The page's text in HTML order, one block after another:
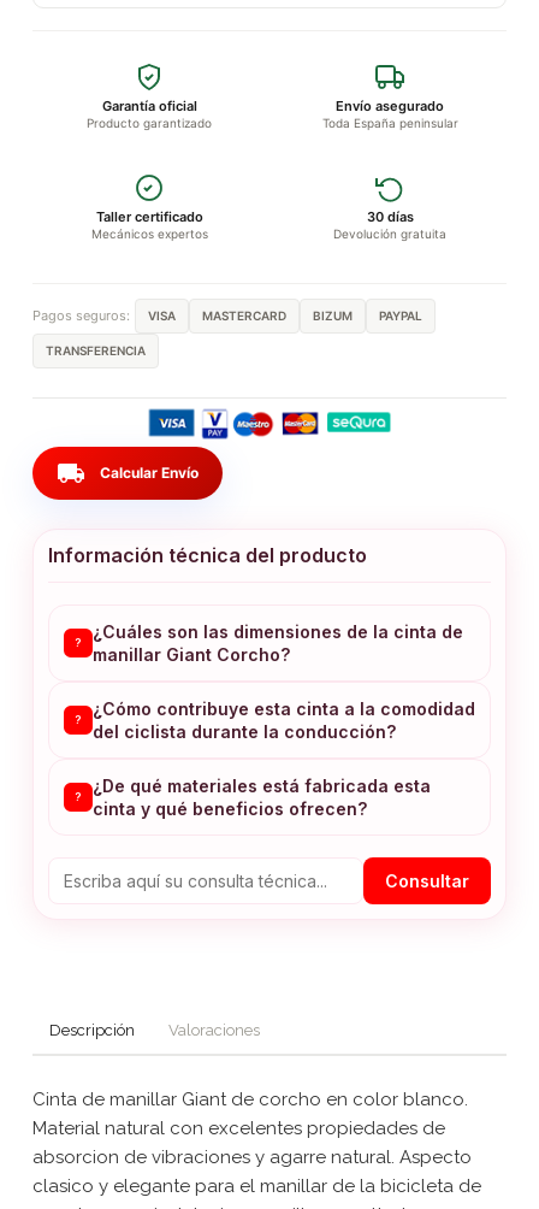
Garantía oficial
Producto garantizado
Envío asegurado
Toda España peninsular
Taller certificado
Mecánicos expertos
30 días
Devolución gratuita
Pagos seguros: VISA MASTERCARD BIZUM PAYPAL
TRANSFERENCIA
local_shipping Calcular Envío
Información técnica del producto
?
¿Cuáles son las dimensiones de la cinta de
manillar Giant Corcho?
?
¿Cómo contribuye esta cinta a la comodidad
del ciclista durante la conducción?
?
¿De qué materiales está fabricada esta
cinta y qué beneficios ofrecen?
Consultar
Descripción Valoraciones
Cinta de manillar Giant de corcho en color blanco.
Material natural con excelentes propiedades de
absorcion de vibraciones y agarre natural. Aspecto
clasico y elegante para el manillar de la bicicleta de